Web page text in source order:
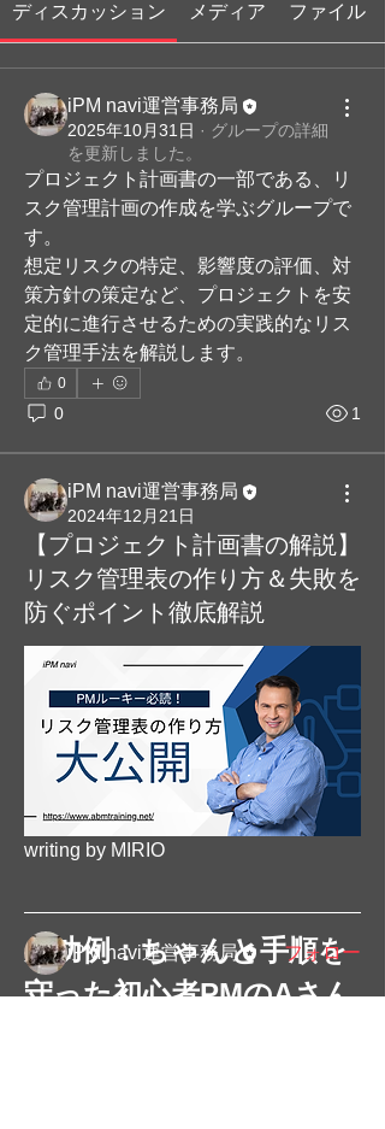
ディスカッション メディア ファイル
iPM navi運営事務局
2025年10月31日 · グループの詳細
を更新しました。
プロジェクト計画書の一部である、リ
スク管理計画の作成を学ぶグループで
す。
想定リスクの特定、影響度の評価、対
策方針の策定など、プロジェクトを安
定的に進行させるための実践的なリス
ク管理手法を解説します。
0
0 1
iPM navi運営事務局
2024年12月21日
【プロジェクト計画書の解説】
リスク管理表の作り方＆失敗を
防ぐポイント徹底解説
writing by MIRIO
成功例：ちゃんと手順を
守った初心者PMのAさん
グループについて
プロジェクト計画書の一部である、リ
スク管理計画の作成を学ぶグループで
す。 想定リスクの特定、影響度の評
価、対策方針の策定
...
続きを読む
メンバー
iPM navi運営事務局
フォロー
すべてのメンバーを表示（1名）